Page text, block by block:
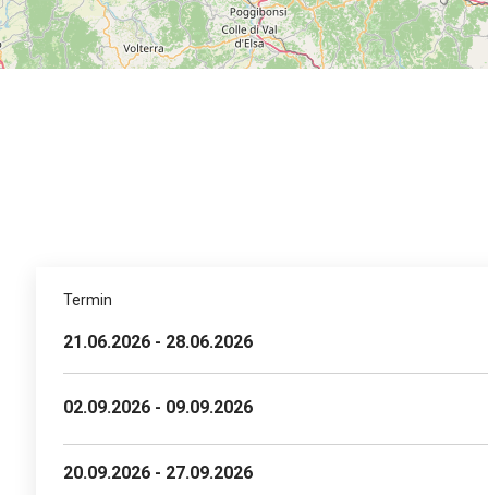
Termin
21.06.2026 - 28.06.2026
02.09.2026 - 09.09.2026
20.09.2026 - 27.09.2026